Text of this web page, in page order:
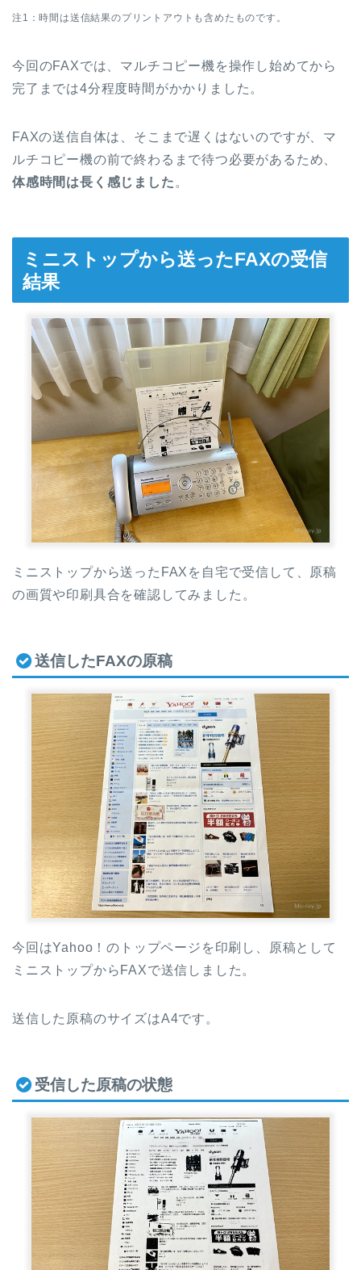
注1：時間は送信結果のプリントアウトも含めたものです。
今回のFAXでは、マルチコピー機を操作し始めてから
完了までは4分程度時間がかかりました。
FAXの送信自体は、そこまで遅くはないのですが、マ
ルチコピー機の前で終わるまで待つ必要があるため、
体感時間は長く感じました 。
ミニストップから送ったFAXの受信
結果
ミニストップから送ったFAXを自宅で受信して、原稿
の画質や印刷具合を確認してみました。
送信したFAXの原稿
今回はYahoo！のトップページを印刷し、原稿として
ミニストップからFAXで送信しました。
送信した原稿のサイズはA4です。
受信した原稿の状態